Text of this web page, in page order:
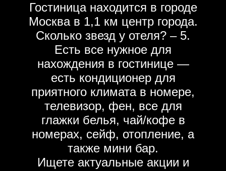
Гостиница находится в городе
Москва в 1,1 км центр города.
Сколько звезд у отеля? – 5.
Есть все нужное для
нахождения в гостинице —
есть кондиционер для
приятного климата в номере,
телевизор, фен, все для
глажки белья, чай/кофе в
номерах, сейф, отопление, а
также мини бар.
Ищете актуальные акции и